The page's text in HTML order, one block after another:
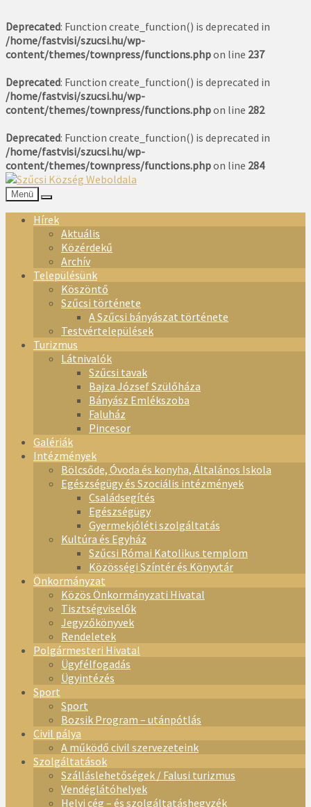
Deprecated: Function create_function() is deprecated in
/home/fastvisi/szucsi.hu/wp-
content/themes/townpress/functions.phpon line 237
Deprecated: Function create_function() is deprecated in
/home/fastvisi/szucsi.hu/wp-
content/themes/townpress/functions.phpon line 282
Deprecated: Function create_function() is deprecated in
/home/fastvisi/szucsi.hu/wp-
content/themes/townpress/functions.phpon line 284
Menü
Hírek
Aktuális
Közérdekű
Archív
Településünk
Köszöntő
Szűcsi története
A Szűcsi bányászat története
Testvértelepülések
Turizmus
Látnivalók
Szűcsi tavak
Bajza József Szülőháza
Bányász Emlékszoba
Faluház
Pincesor
Galériák
Intézmények
Bölcsőde, Óvoda és konyha, Általános Iskola
Egészségügy és Szociális intézmények
Családsegítés
Egészségügy
Gyermekjóléti szolgáltatás
Kultúra és Egyház
Szűcsi Római Katolikus templom
Közösségi Színtér és Könyvtár
Önkormányzat
Közös Önkormányzati Hivatal
Tisztségviselők
Jegyzőkönyvek
Rendeletek
Polgármesteri Hivatal
Ügyfélfogadás
Ügyintézés
Sport
Sport
Bozsik Program – utánpótlás
Civil pálya
A működő civil szervezeteink
Szolgáltatások
Szálláslehetőségek / Falusi turizmus
Vendéglátóhelyek
Helyi cég – és szolgáltatáshegyzék